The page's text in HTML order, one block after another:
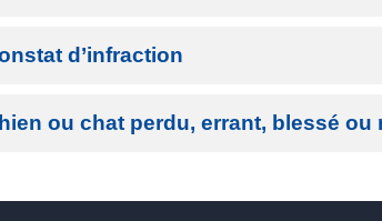
d’infraction
ou chat perdu, errant, blessé ou